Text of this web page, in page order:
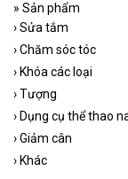
» Sản phẩm
›Sửa tắm
›Chăm sóc tóc
› Khóa các loại
›Tượng
› Dụng cụ thể thao
›Giảm cân
› Khác